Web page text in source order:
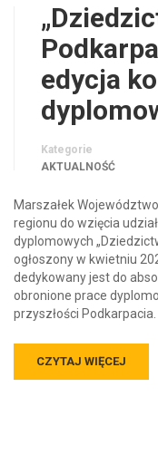
edycja
Kategorie
AKTUALNOŚĆ
Marszałek
regionu do wzięcia
dyplomowych
ogłoszony w kwietniu
dedykowany jest do
obronione prace
przyszłości
CZYTAJ WIĘCEJ